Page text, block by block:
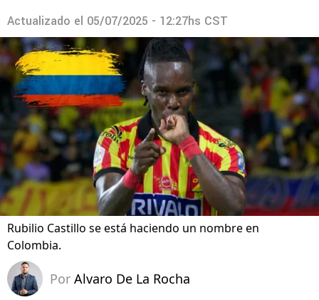
Actualizado el 05/07/2025 - 12:27hs CST
Rubilio Castillo se está haciendo un nombre en
Colombia.
Por Alvaro De La Rocha